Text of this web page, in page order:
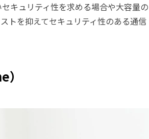
キュリティ性を求める場合や大容量の
トを抑えてセキュリティ性のある通信